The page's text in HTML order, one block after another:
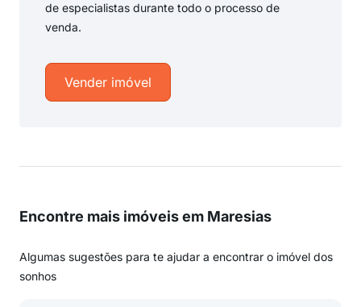
de especialistas durante todo o processo de
venda.
Vender imóvel
Encontre mais imóveis em Maresias
Algumas sugestões para te ajudar a encontrar o imóvel dos
sonhos